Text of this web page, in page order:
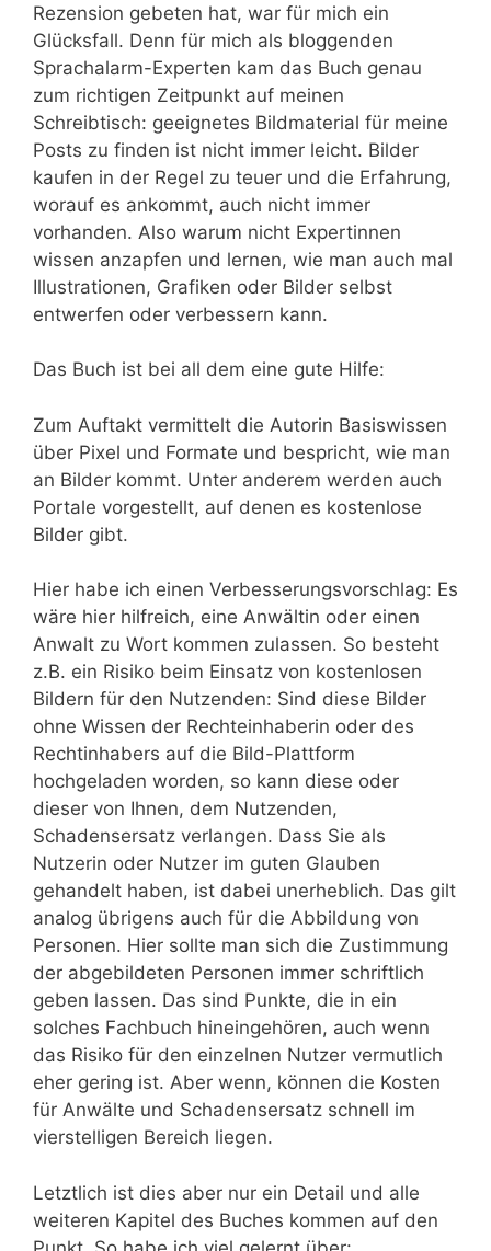
Rezension gebeten hat, war für mich ein
Glücksfall. Denn für mich als bloggenden
Sprachalarm-Experten kam das Buch genau
zum richtigen Zeitpunkt auf meinen
Schreibtisch: geeignetes Bildmaterial für meine
Posts zu finden ist nicht immer leicht. Bilder
kaufen in der Regel zu teuer und die Erfahrung,
worauf es ankommt, auch nicht immer
vorhanden. Also warum nicht Expertinnen
wissen anzapfen und lernen, wie man auch mal
Illustrationen, Grafiken oder Bilder selbst
entwerfen oder verbessern kann.
Das Buch ist bei all dem eine gute Hilfe:
Zum Auftakt vermittelt die Autorin Basiswissen
über Pixel und Formate und bespricht, wie man
an Bilder kommt. Unter anderem werden auch
Portale vorgestellt, auf denen es kostenlose
Bilder gibt.
Hier habe ich einen Verbesserungsvorschlag: Es
wäre hier hilfreich, eine Anwältin oder einen
Anwalt zu Wort kommen zulassen. So besteht
z.B. ein Risiko beim Einsatz von kostenlosen
Bildern für den Nutzenden: Sind diese Bilder
ohne Wissen der Rechteinhaberin oder des
Rechtinhabers auf die Bild-Plattform
hochgeladen worden, so kann diese oder
dieser von Ihnen, dem Nutzenden,
Schadensersatz verlangen. Dass Sie als
Nutzerin oder Nutzer im guten Glauben
gehandelt haben, ist dabei unerheblich. Das gilt
analog übrigens auch für die Abbildung von
Personen. Hier sollte man sich die Zustimmung
der abgebildeten Personen immer schriftlich
geben lassen. Das sind Punkte, die in ein
solches Fachbuch hineingehören, auch wenn
das Risiko für den einzelnen Nutzer vermutlich
eher gering ist. Aber wenn, können die Kosten
für Anwälte und Schadensersatz schnell im
vierstelligen Bereich liegen.
Letztlich ist dies aber nur ein Detail und alle
weiteren Kapitel des Buches kommen auf den